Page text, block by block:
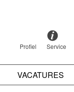
Profiel Service
VACATURES